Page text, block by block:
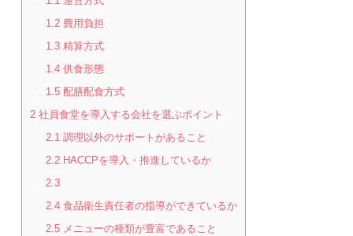
1.2 費用負担
1.3 精算方式
1.4 供食形態
1.5 配膳配食方式
2 社員食堂を導入する会社を選ぶポイント
2.1 調理以外のサポートがあること
2.2 HACCPを導入・推進しているか
2.3
2.4 食品衛生責任者の指導ができているか
2.5 メニューの種類が豊富であること